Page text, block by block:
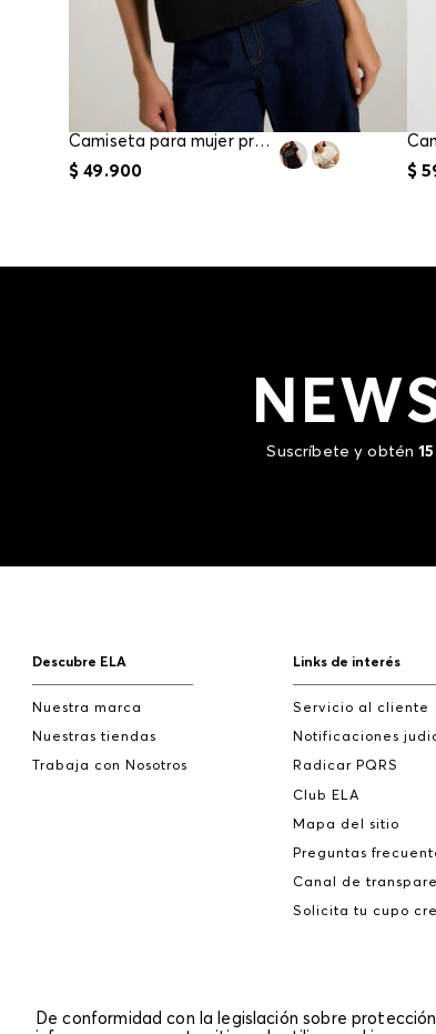
Camiseta para mujer precio gancho
$ 49.900 $
Suscríbete y obtén
Descubre ELA
Nuestra marca
Nuestras tiendas
Trabaja con Nosotros
Links de interés
Servicio al cliente
Notificaciones
Radicar PQRS
Club ELA
Mapa del sitio
Preguntas
Canal de
Solicita tu cupo
De conformidad con la legislación sobre